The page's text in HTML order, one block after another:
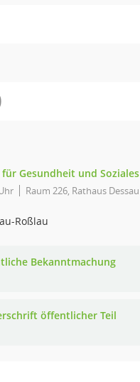
für Gesundheit und Soziales
Raum 226, Rathaus Dessau
Roßlau
Bekanntmachung
öffentlicher Teil